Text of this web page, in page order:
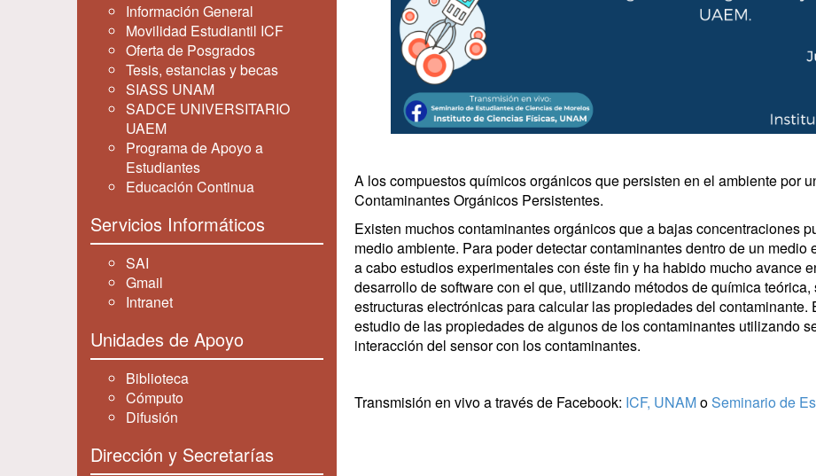
Información General
Movilidad Estudiantil ICF
Oferta de Posgrados
Tesis, estancias y becas
SIASS UNAM
SADCE UNIVERSITARIO
UAEM
Programa de Apoyo a
Estudiantes
Educación Continua
Servicios Informáticos
SAI
Gmail
Intranet
Unidades de Apoyo
Biblioteca
Cómputo
Difusión
Dirección y Secretarías
A los compuestos químicos orgánicos que persisten en el ambiente por
Contaminantes Orgánicos Persistentes.
Existen muchos contaminantes orgánicos que a bajas concentraciones
medio ambiente. Para poder detectar contaminantes dentro de un
a cabo estudios experimentales con éste fin y ha habido mucho avance
desarrollo de software con el que, utilizando métodos de química
estructuras electrónicas para calcular las propiedades del
estudio de las propiedades de algunos de los contaminantes utilizando
interacción del sensor con los contaminantes.
Transmisión en vivo a través de Facebook: ICF, UNAMoSeminario de